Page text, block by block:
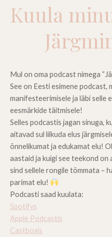
Kuula
Mul on oma podcast nimega
See on Eesti esimene podcast,
manifesteerimisele ja läbi selle
eesmärkide täitmisele!
Selles podcastis jagan sinuga,
aitavad sul liikuda elus
õnnelikumat ja edukamat elu!
aastaid ja kuigi see teekond on
sind sellele rongile tõmmata –
parimat elu!
Podcasti saad kuulata:
Spotifys
Apple Podcastis
Castboxis